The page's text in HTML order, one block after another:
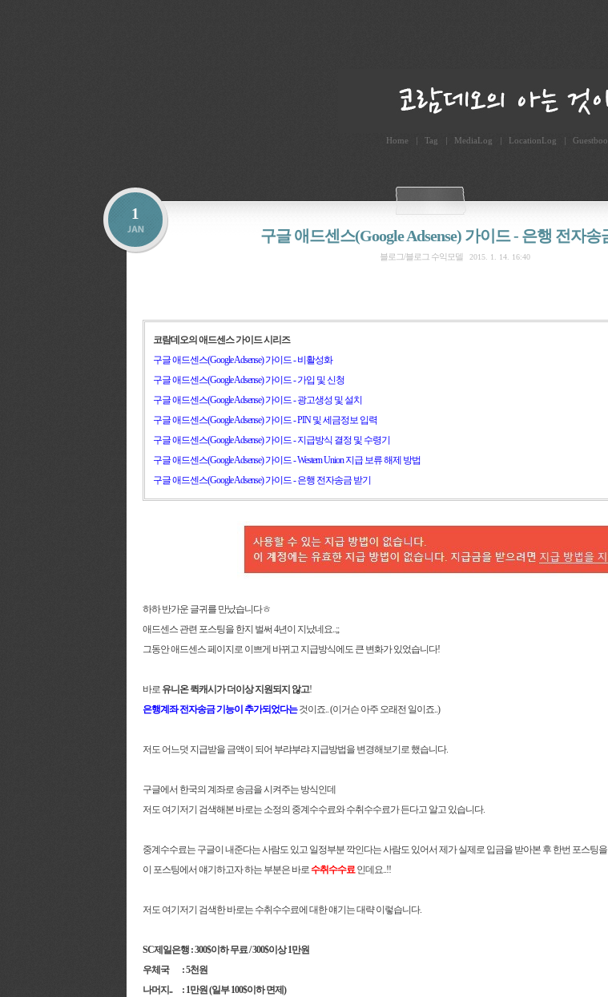
Home Tag MediaLog LocationLog
1
구글 애드센스(Google Adsense) 가이드 - 은행 전자송
블로그/블로그 수익모델 2015. 1. 14. 16:40
코람데오의 애드센스 가이드 시리즈
구글 애드센스(Google Adsense) 가이드 - 비활성화
구글 애드센스(Google Adsense) 가이드 - 가입 및 신청
구글 애드센스(Google Adsense) 가이드 - 광고생성 및 설치
구글 애드센스(Google Adsense) 가이드 - PIN 및 세금정보 입력
구글 애드센스(Google Adsense) 가이드 - 지급방식 결정 및 수령기
구글 애드센스(Google Adsense) 가이드 - Western Union 지급 보류 해제 방법
구글 애드센스(Google Adsense) 가이드 -은행 전자송금 받기
하하 반가운 글귀를 만났습니다ㅎ
애드센스 관련 포스팅을 한지 벌써 4년이 지났네요..;;
그동안 애드센스 페이지로 이쁘게 바뀌고 지급방식에도 큰 변화가 있었습니다!
바로 유니온 퀵캐시가 더이상 지원되지 않고!
은행계좌 전자송금 기능이 추가되었다는것이죠.. (이거슨 아주 오래전 일이죠..)
저도 어느덧 지급받을 금액이 되어 부랴부랴 지급방법을 변경해보기로 했습니다.
구글에서 한국의 계좌로 송금을 시켜주는 방식인데
저도 여기저기 검색해본 바로는 소정의 중계수수료와 수취수수료가 든다고 알고 있습니다.
중계수수료는 구글이 내준다는 사람도 있고 일정부분 깍인다는 사람도 있어서 제가 실제로 입금을 받아본 후 한번 포스팅
이 포스팅에서 얘기하고자 하는 부분은 바로 수취수수료 인데요..!!
저도 여기저기 검색한 바로는 수취수수료에 대한 얘기는 대략 이렇습니다.
SC제일은행 : 300$이하 무료 / 300$이상 1만원
우체국 : 5천원
나머지.. : 1만원 (일부 100$이하 면제)